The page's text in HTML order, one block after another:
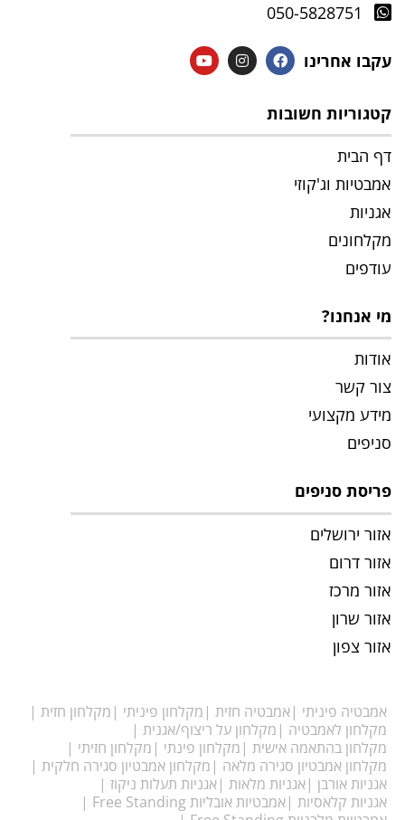
050-5828751
עקבו אחרינו
קטגוריות חשובות
דף הבית
אמבטיות וג'קוזי
אגניות
מקלחונים
עודפים
מי אנחנו?
אודות
צור קשר
מידע מקצועי
סניפים
פריסת סניפים
אזור ירושלים
אזור דרום
אזור מרכז
אזור שרון
אזור צפון
אמבטיה פיניתי אמבטיה חזית מקלחון פיניתי
מקלחון חזית
מקלחון לאמבטיה
מקלחון על ריצוף/אגנית
מקלחון בהתאמה אישית
מקלחון פינתי
מקלחון חזיתי
מקלחון אמבטיון סגירה מלאה
מקלחון אמבטיון סגירה חלקית
אגניות אורבן
אגניות מלאות אגניות תעלות ניקוז
אגניות קלאסיות אמבטיות אובליות Free Standing